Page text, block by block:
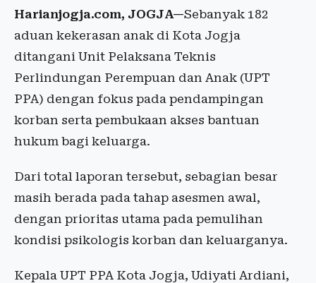
Harianjogja.com, JOGJA—Sebanyak 182
aduan kekerasan anak di Kota Jogja
ditangani Unit Pelaksana Teknis
Perlindungan Perempuan dan Anak (UPT
PPA) dengan fokus pada pendampingan
korban serta pembukaan akses bantuan
hukum bagi keluarga.
Dari total laporan tersebut, sebagian besar
masih berada pada tahap asesmen awal,
dengan prioritas utama pada pemulihan
kondisi psikologis korban dan keluarganya.
Kepala UPT PPA Kota Jogja, Udiyati Ardiani,